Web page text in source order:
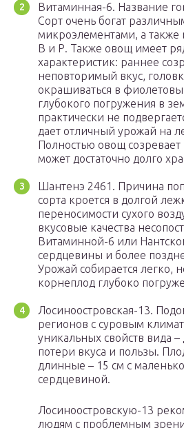
Витаминная-6. Название
Сорт очень богат
микроэлементами, а
В и Р. Также овощ имеет
характеристик: раннее
неповторимый вкус,
окрашиваться в
глубокого погружения в
практически не
дает отличный урожай на
Полностью овощ созревает
может достаточно долго
Шантенэ 2461. Причина
сорта кроется в долгой
переносимости сухого
вкусовые качества
Витаминной-6 или
сердцевины и более
Урожай собирается легко,
корнеплод глубоко
Лосиноостровская-13.
регионов с суровым
уникальных свойств вида
потери вкуса и пользы.
длинные – 15 см с
сердцевиной.
Лосиноостровскую-13
людям с проблемным